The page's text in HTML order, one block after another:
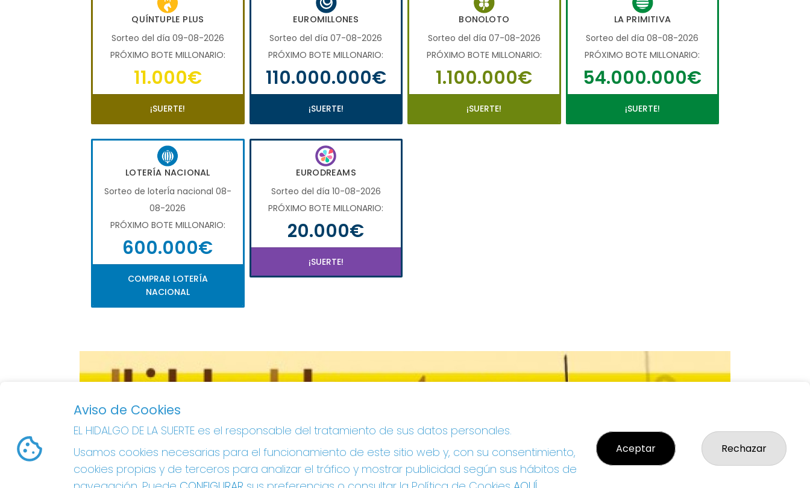
QUÍNTUPLE PLUS
Sorteo del día 09-08-2026
PRÓXIMO BOTE MILLONARIO:
11.000€
¡SUERTE!
EUROMILLONES
Sorteo del día 07-08-2026
PRÓXIMO BOTE MILLONARIO:
110.000.000€
¡SUERTE!
BONOLOTO
Sorteo del día 07-08-2026
PRÓXIMO BOTE MILLONARIO:
1.100.000€
¡SUERTE!
LA PRIMITIVA
Sorteo del día 08-08-2026
PRÓXIMO BOTE MILLONARIO:
54.000.000€
¡SUERTE!
LOTERÍA NACIONAL
Sorteo de loterÍa nacional 08-
08-2026
PRÓXIMO BOTE MILLONARIO:
600.000€
COMPRAR LOTERÍA
NACIONAL
EURODREAMS
Sorteo del día 10-08-2026
PRÓXIMO BOTE MILLONARIO:
20.000€
¡SUERTE!
Aviso de Cookies
EL HIDALGO DE LA SUERTE es el responsable del tratamiento de sus datos personales.
Usamos cookies necesarias para el funcionamiento de este sitio web y, con su consentimiento,
cookies propias y de terceros para analizar el tráfico y mostrar publicidad según sus hábitos de
Aceptar Rechazar